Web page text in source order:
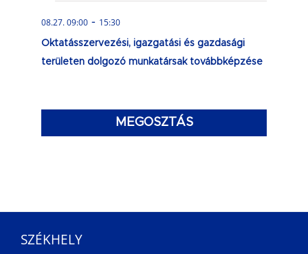
08.27. 09:00 - 15:30
Oktatásszervezési, igazgatási és gazdasági
területen dolgozó munkatársak továbbképzése
MEGOSZTÁS
SZÉKHELY